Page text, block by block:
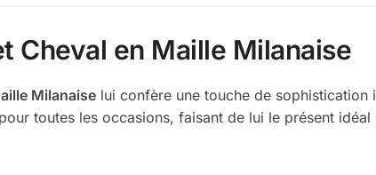
Cheval en Maille Milanaise
Milanaise lui confère une touche de sophistication
toutes les occasions, faisant de lui le présent idéal